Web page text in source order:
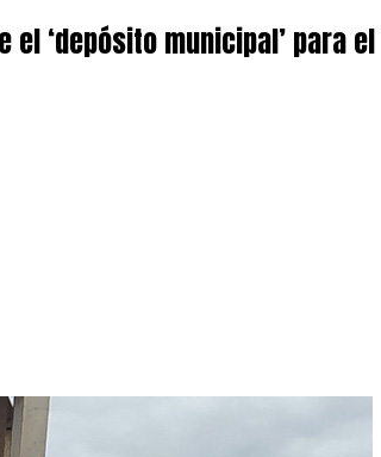
‘depósito municipal’ para